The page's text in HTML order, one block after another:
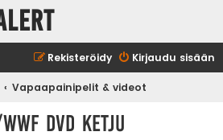
Kirjaudu sisään
Rekisteröidy
Vapaapainipelit & videot
DVD ketju